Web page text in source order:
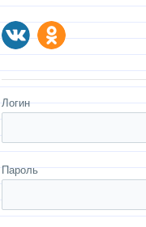
Логин
Пароль